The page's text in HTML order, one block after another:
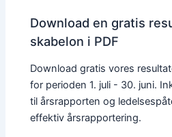
Download en gratis
skabelon i PDF
Download gratis vores
for perioden 1. juli - 30. juni.
til årsrapporten og
effektiv årsrapportering.